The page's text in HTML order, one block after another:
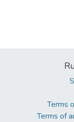
Terms
Terms of